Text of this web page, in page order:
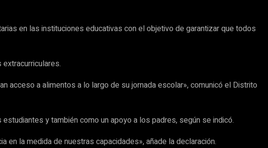
en las instituciones educativas con el objetivo de garantizar que todos
a alimentos a lo largo de su jornada escolar», comunicó el Distrito
y también como un apoyo a los padres, según se indicó.
la medida de nuestras capacidades», añade la declaración.